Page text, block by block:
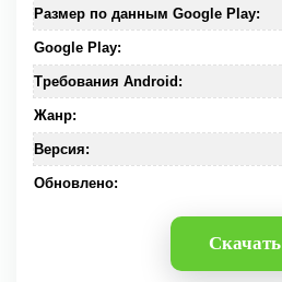
Размер по данным Google Play:
Google Play:
Требования Android:
Жанр:
Версия:
Обновлено:
Скачать